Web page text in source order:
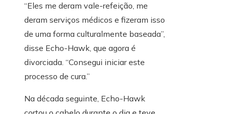
“Eles me deram vale-refeição, me
deram serviços médicos e fizeram isso
de uma forma culturalmente baseada”,
disse Echo-Hawk, que agora é
divorciada. “Consegui iniciar este
processo de cura.”
Na década seguinte, Echo-Hawk